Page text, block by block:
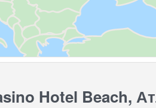
Hotel Beach,